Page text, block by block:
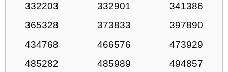
332203
332901
341386
365328
373833
397890
434768
466576
473929
485282
485989
494857